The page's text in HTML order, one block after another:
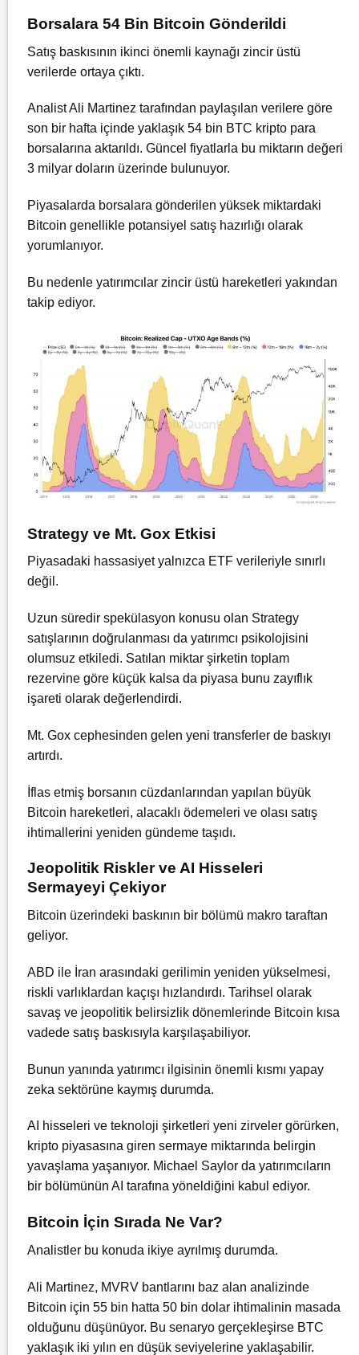
Borsalara 54 Bin Bitcoin Gönderildi
Satış baskısının ikinci önemli kaynağı zincir üstü
verilerde ortaya çıktı.
Analist Ali Martinez tarafından paylaşılan verilere göre
son bir hafta içinde yaklaşık 54 bin BTC kripto para
borsalarına aktarıldı. Güncel fiyatlarla bu miktarın değeri
3 milyar doların üzerinde bulunuyor.
Piyasalarda borsalara gönderilen yüksek miktardaki
Bitcoin genellikle potansiyel satış hazırlığı olarak
yorumlanıyor.
Bu nedenle yatırımcılar zincir üstü hareketleri yakından
takip ediyor.
Strategy ve Mt. Gox Etkisi
Piyasadaki hassasiyet yalnızca ETF verileriyle sınırlı
değil.
Uzun süredir spekülasyon konusu olan Strategy
satışlarının doğrulanması da yatırımcı psikolojisini
olumsuz etkiledi. Satılan miktar şirketin toplam
rezervine göre küçük kalsa da piyasa bunu zayıflık
işareti olarak değerlendirdi.
Mt. Gox cephesinden gelen yeni transferler de baskıyı
artırdı.
İflas etmiş borsanın cüzdanlarından yapılan büyük
Bitcoin hareketleri, alacaklı ödemeleri ve olası satış
ihtimallerini yeniden gündeme taşıdı.
Jeopolitik Riskler ve AI Hisseleri
Sermayeyi Çekiyor
Bitcoin üzerindeki baskının bir bölümü makro taraftan
geliyor.
ABD ile İran arasındaki gerilimin yeniden yükselmesi,
riskli varlıklardan kaçışı hızlandırdı. Tarihsel olarak
savaş ve jeopolitik belirsizlik dönemlerinde Bitcoin kısa
vadede satış baskısıyla karşılaşabiliyor.
Bunun yanında yatırımcı ilgisinin önemli kısmı yapay
zeka sektörüne kaymış durumda.
AI hisseleri ve teknoloji şirketleri yeni zirveler görürken,
kripto piyasasına giren sermaye miktarında belirgin
yavaşlama yaşanıyor. Michael Saylor da yatırımcıların
bir bölümünün AI tarafına yöneldiğini kabul ediyor.
Bitcoin İçin Sırada Ne Var?
Analistler bu konuda ikiye ayrılmış durumda.
Ali Martinez, MVRV bantlarını baz alan analizinde
Bitcoin için 55 bin hatta 50 bin dolar ihtimalinin masada
olduğunu düşünüyor. Bu senaryo gerçekleşirse BTC
yaklaşık iki yılın en düşük seviyelerine yaklaşabilir.